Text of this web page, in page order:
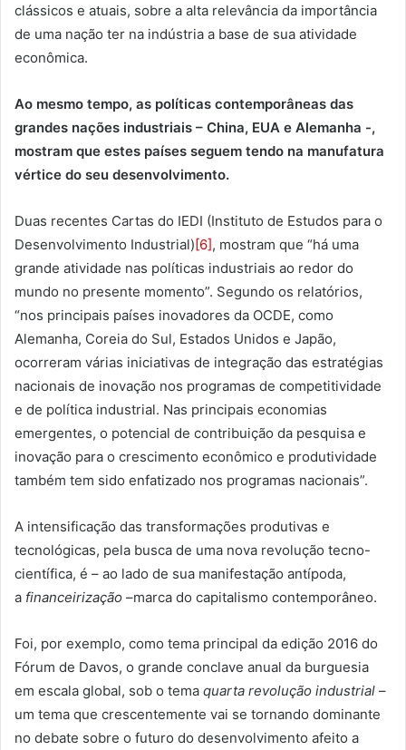
clássicos e atuais, sobre a alta relevância da importância
de uma nação ter na indústria a base de sua atividade
econômica.
Ao mesmo tempo, as políticas contemporâneas das
grandes nações industriais – China, EUA e Alemanha -,
mostram que estes países seguem tendo na manufatura
vértice do seu desenvolvimento.
Duas recentes Cartas do IEDI (Instituto de Estudos para o
Desenvolvimento Industrial)[6], mostram que “há uma
grande atividade nas políticas industriais ao redor do
mundo no presente momento”. Segundo os relatórios,
“nos principais países inovadores da OCDE, como
Alemanha, Coreia do Sul, Estados Unidos e Japão,
ocorreram várias iniciativas de integração das estratégias
nacionais de inovação nos programas de competitividade
e de política industrial. Nas principais economias
emergentes, o potencial de contribuição da pesquisa e
inovação para o crescimento econômico e produtividade
também tem sido enfatizado nos programas nacionais”.
A intensificação das transformações produtivas e
tecnológicas, pela busca de uma nova revolução tecno-
científica, é – ao lado de sua manifestação antípoda,
a financeirização –marca do capitalismo contemporâneo.
Foi, por exemplo, como tema principal da edição 2016 do
Fórum de Davos, o grande conclave anual da burguesia
em escala global, sob o tema quarta revolução industrial –
um tema que crescentemente vai se tornando dominante
no debate sobre o futuro do desenvolvimento afeito a